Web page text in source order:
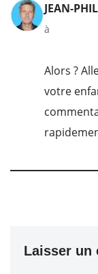
JEAN-
à
Alors ?
votre
Laisser un